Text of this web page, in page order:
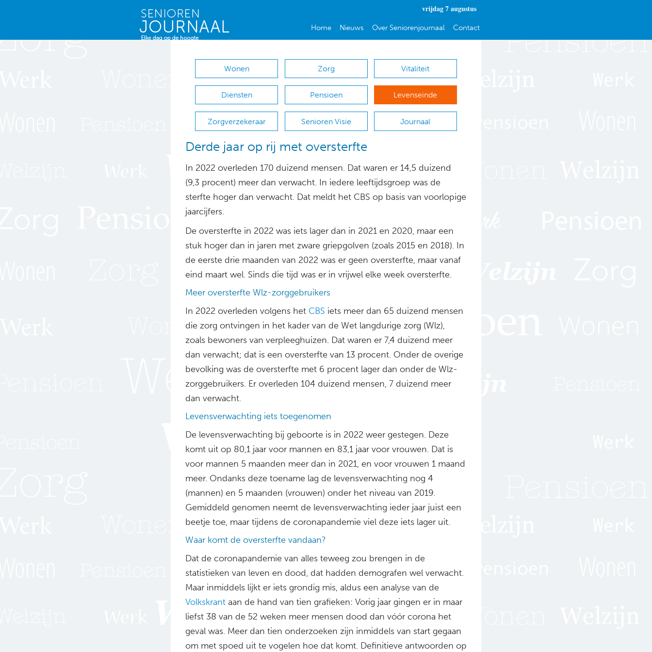
vrijdag 7 augustus
Home Nieuws Over Seniorenjournaal Contact
Wonen Zorg Vitaliteit
Diensten Pensioen Levenseinde
Zorgverzekeraar Senioren Visie Journaal
Derde jaar op rij met oversterfte
In 2022 overleden 170 duizend mensen. Dat waren er 14,5 duizend
(9,3 procent) meer dan verwacht. In iedere leeftijdsgroep was de
sterfte hoger dan verwacht. Dat meldt het CBS op basis van voorlopige
jaarcijfers.
De oversterfte in 2022 was iets lager dan in 2021 en 2020, maar een
stuk hoger dan in jaren met zware griepgolven (zoals 2015 en 2018). In
de eerste drie maanden van 2022 was er geen oversterfte, maar vanaf
eind maart wel. Sinds die tijd was er in vrijwel elke week oversterfte.
Meer oversterfte Wlz-zorggebruikers
In 2022 overleden volgens het CBS iets meer dan 65 duizend mensen
die zorg ontvingen in het kader van de Wet langdurige zorg (Wlz),
zoals bewoners van verpleeghuizen. Dat waren er 7,4 duizend meer
dan verwacht; dat is een oversterfte van 13 procent. Onder de overige
bevolking was de oversterfte met 6 procent lager dan onder de Wlz-
zorggebruikers. Er overleden 104 duizend mensen, 7 duizend meer
dan verwacht.
Levensverwachting iets toegenomen
De levensverwachting bij geboorte is in 2022 weer gestegen. Deze
komt uit op 80,1 jaar voor mannen en 83,1 jaar voor vrouwen. Dat is
voor mannen 5 maanden meer dan in 2021, en voor vrouwen 1 maand
meer. Ondanks deze toename lag de levensverwachting nog 4
(mannen) en 5 maanden (vrouwen) onder het niveau van 2019.
Gemiddeld genomen neemt de levensverwachting ieder jaar juist een
beetje toe, maar tijdens de coronapandemie viel deze iets lager uit.
Waar komt de oversterfte vandaan?
Dat de coronapandemie van alles teweeg zou brengen in de
statistieken van leven en dood, dat hadden demografen wel verwacht.
Maar inmiddels lijkt er iets grondig mis, aldus een analyse van de
Volkskrant aan de hand van tien grafieken: Vorig jaar gingen er in maar
liefst 38 van de 52 weken meer mensen dood dan vóór corona het
geval was. Meer dan tien onderzoeken zijn inmiddels van start gegaan
om met spoed uit te vogelen hoe dat komt. Definitieve antwoorden op